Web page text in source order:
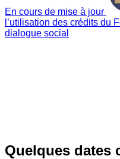
En cours de mise à jour
l’utilisation des crédits du
dialogue social
Quelques dates